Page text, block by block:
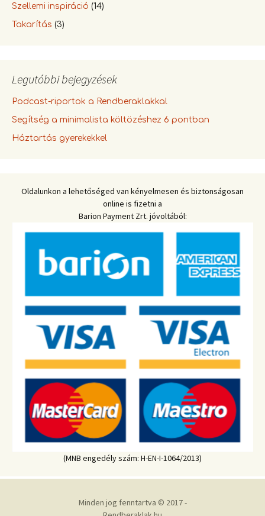
Szellemi inspiráció (14)
Takarítás (3)
Legutóbbi bejegyzések
Podcast-riportok a Rendberaklakkal
Segítség a minimalista költözéshez 6 pontban
Háztartás gyerekekkel
Oldalunkon a lehetőséged van kényelmesen és biztonságosan
online is fizetni a
Barion Payment Zrt. jóvoltából:
(MNB engedély szám: H-EN-I-1064/2013)
Minden jog fenntartva © 2017 -